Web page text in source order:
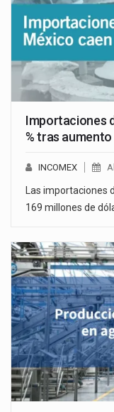
Importaciones
% tras
INCOMEX
Las importaciones
169 millones de